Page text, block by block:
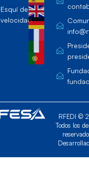
Esquí de
velocidad
RFEDI ©
Todos los